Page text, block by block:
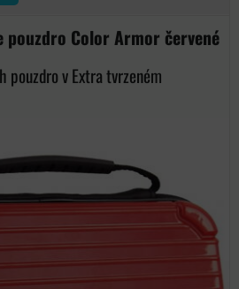
Color Armor červené
pouzdro v Extra tvrzeném